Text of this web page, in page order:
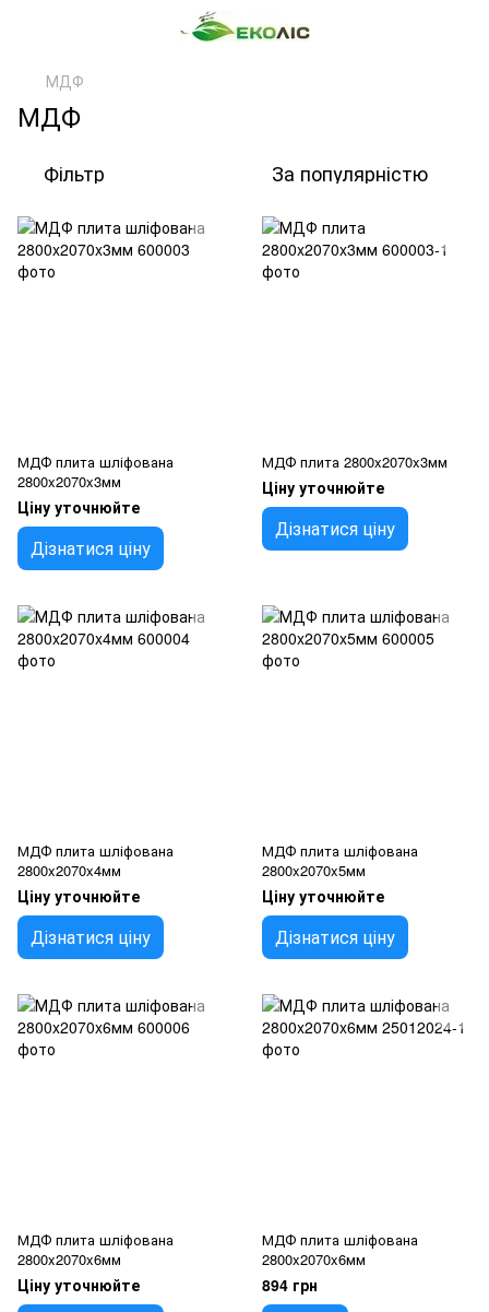
МДФ
МДФ
Фільтр За популярністю
МДФ плита шліфована
2800x2070x3мм
Ціну уточнюйте
Дізнатися ціну
МДФ плита 2800x2070x3мм
Ціну уточнюйте
Дізнатися ціну
МДФ плита шліфована
2800x2070x4мм
Ціну уточнюйте
Дізнатися ціну
МДФ плита шліфована
2800x2070x5мм
Ціну уточнюйте
Дізнатися ціну
МДФ плита шліфована
2800x2070x6мм
Ціну уточнюйте
МДФ плита шліфована
2800x2070x6мм
894 грн